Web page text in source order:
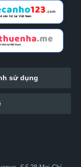
sử dụng